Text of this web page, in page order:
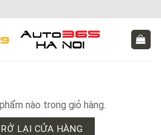
nào trong giỏ hàng.
LẠI CỬA HÀNG